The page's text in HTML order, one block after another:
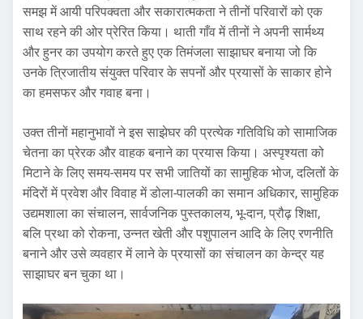
समझ में आयी परिपक्वता और सकारात्मकता ने तीनों परिवारों को एक
साथ रहने की ओर प्रेरित किया। थाती गाँव में तीनों ने अपनी सार्मथ्य
और हुनर का उपयोग करते हुए एक तिमंजला साझाघर बनाया जो कि
उनके त्रिजातीय संयुक्त परिवार के सपनों और प्रयासों के साकार होने
का हमसफर और गवाह बना।
उक्त तीनों महानुभावों ने इस साझेघर की प्रत्येक गतिविधि को सामाजिक
चेतना का प्रेरक और वाहक बनाने का प्रयास किया। अस्पृश्यता को
मिटाने के लिए समय-समय पर सभी जातियों का सामुहिक भोज, दलितों के
मंदिरों में प्रवेश और विवाह में डोला-पालकी का समान अधिकार, सामुहिक
उद्यमशाला का संचालन, सार्वजनिक पुस्तकालय, भू-दान, प्रौढ़ शिक्षा,
बलि प्रथा को रोकना, उन्नत खेती और पशुपालन आदि के लिए रणनीति
बनाने और उसे व्यवहार में लाने के प्रयासों का संचालन का केन्द्र यह
साझाघर बन चुका था।